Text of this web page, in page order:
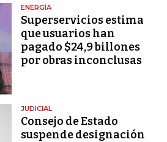
ENERGÍA
Superservicios estima
que usuarios han
pagado $24,9 billones
por obras inconclusas
JUDICIAL
Consejo de Estado
suspende designación